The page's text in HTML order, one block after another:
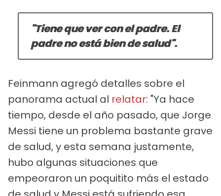
"Tiene que ver con el padre. El
padre no está bien de salud".
Feinmann agregó detalles sobre el
panorama actual al relatar: "Ya hace
tiempo, desde el año pasado, que Jorge
Messi tiene un problema bastante grave
de salud, y esta semana justamente,
hubo algunas situaciones que
empeoraron un poquitito más el estado